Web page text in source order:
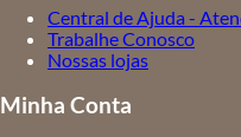
Central de Ajuda -
Trabalhe Conosco
Nossas lojas
Minha Conta